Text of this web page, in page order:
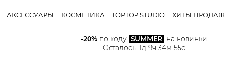
АКСЕССУАРЫ КОСМЕТИКА TOPTOP STUDIO ХИТЫ ПРОДАЖ
-20% по коду SUMMER на новинки
Осталось: 1д 9ч 34м 54с